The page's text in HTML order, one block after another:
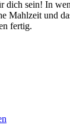
dich sein! In
Mahlzeit und
fertig.